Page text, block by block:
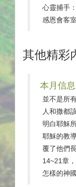
心靈捕手
感恩會客
其他精彩
本月信
並不是所
人和撒都
明白耶穌
耶穌的教
覆了他們
14~21章
怎樣的神